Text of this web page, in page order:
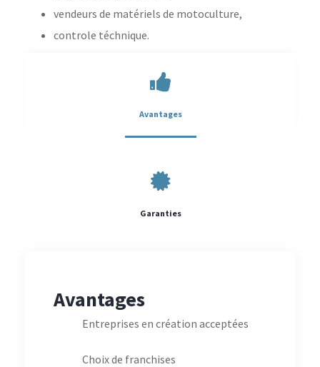
vendeurs de matériels de motoculture,
controle téchnique.
Avantages
Garanties
Avantages
Entreprises en création acceptées
Choix de franchises